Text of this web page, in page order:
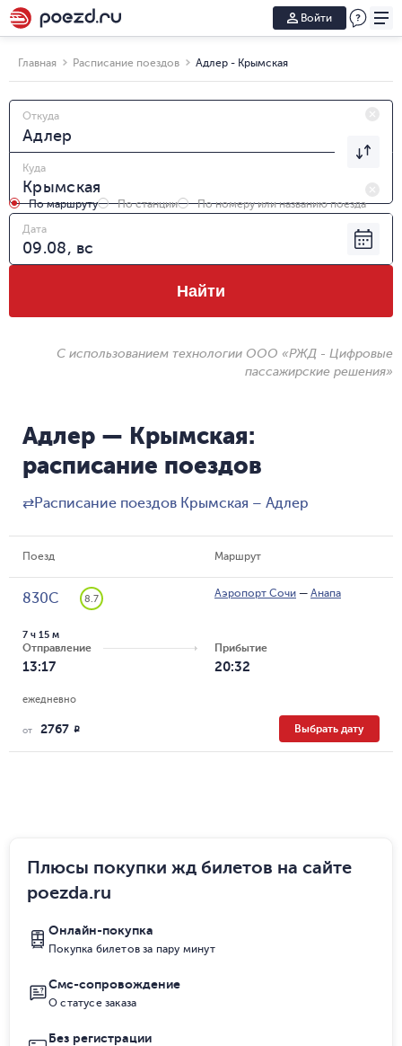
Войти
Главная Расписание поездов Адлер - Крымская
Откуда
Куда
По маршруту По станции
По номеру или названию поезда
Дата
Найти
С использованием технологии ООО «РЖД - Цифровые
пассажирские решения»
Адлер — Крымская:
расписание поездов
⇄Расписание поездов Крымская – Адлер
Поезд Маршрут
830С 8.7 Аэропорт Сочи — Анапа
Отправление
13:17
7 ч 15 м
Прибытие
20:32
ежедневно
от 2767 R Выбрать дату
Плюсы покупки жд билетов на сайте
poezda.ru
Онлайн-покупка
Покупка билетов за пару минут
Смс-сопровождение
О статусе заказа
Без регистрации